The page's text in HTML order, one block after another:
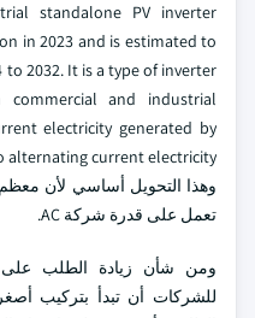
standalone PV inverter
in 2023 and is estimated to
to 2032. It is a type of inverter
and industrial
electricity generated by
وهذا التحويل أساسي لأن معظم
تعمل على قدرة شركة AC.
ومن شأن زيادة الطلب على
للشركات أن تبدأ بتركيب